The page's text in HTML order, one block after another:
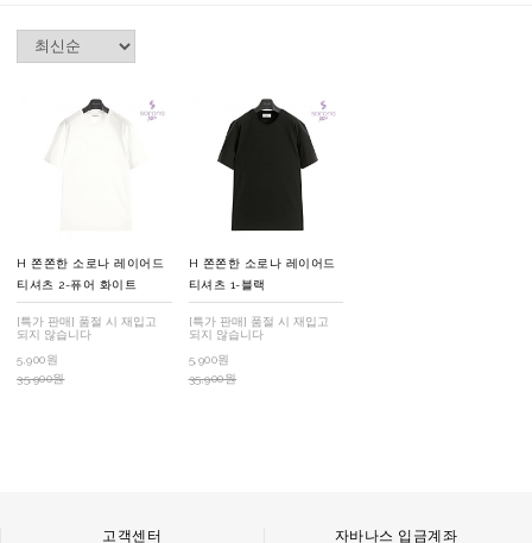
H 쫀쫀한 소로나 레이어드
티셔츠 2-퓨어 화이트
[특가 판매] 품절 시 재입고
되지 않습니다
5,900원
35,900원
H 쫀쫀한 소로나 레이어드
티셔츠 1-블랙
[특가 판매] 품절 시 재입고
되지 않습니다
5,900원
35,900원
고객센터 자바나스 입금계좌